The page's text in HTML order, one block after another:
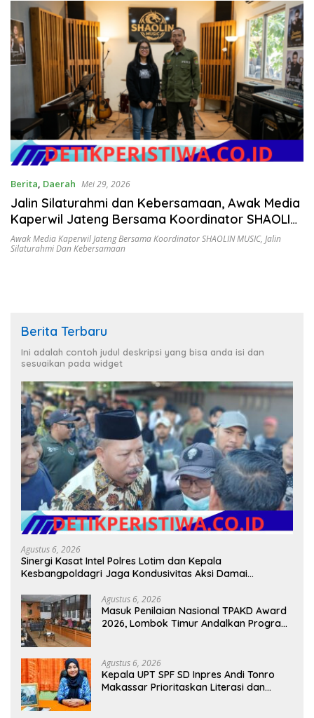
Pemerintah Pusat
Berita, Daerah Mei 29, 2026
Jalin Silaturahmi dan Kebersamaan, Awak Media
Kaperwil Jateng Bersama Koordinator SHAOLIN
MUSIC
Awak Media Kaperwil Jateng Bersama Koordinator SHAOLIN MUSIC, Jalin
Silaturahmi Dan Kebersamaan
Berita Terbaru
Ini adalah contoh judul deskripsi yang bisa anda isi dan
sesuaikan pada widget
Agustus 6, 2026
Sinergi Kasat Intel Polres Lotim dan Kepala
Kesbangpoldagri Jaga Kondusivitas Aksi Damai
Agustus 6, 2026
Masuk Penilaian Nasional TPAKD Award
2026, Lombok Timur Andalkan Program
Agustus 6, 2026
Kepala UPT SPF SD Inpres Andi Tonro
Makassar Prioritaskan Literasi dan